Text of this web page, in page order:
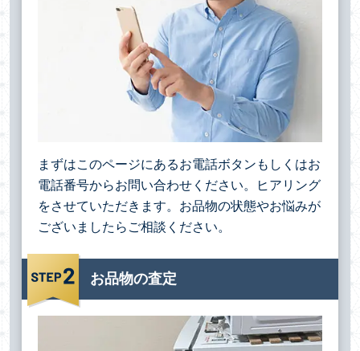
まずはこのページにあるお電話ボタンもしくはお
電話番号からお問い合わせください。ヒアリング
をさせていただきます。お品物の状態やお悩みが
ございましたらご相談ください。
お品物の査定